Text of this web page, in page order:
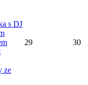
s DJ
ze
29 30